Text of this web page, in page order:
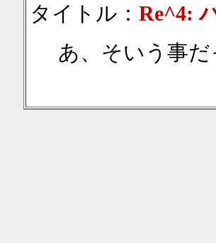
タイトル： Re^4:
あ、そいう事